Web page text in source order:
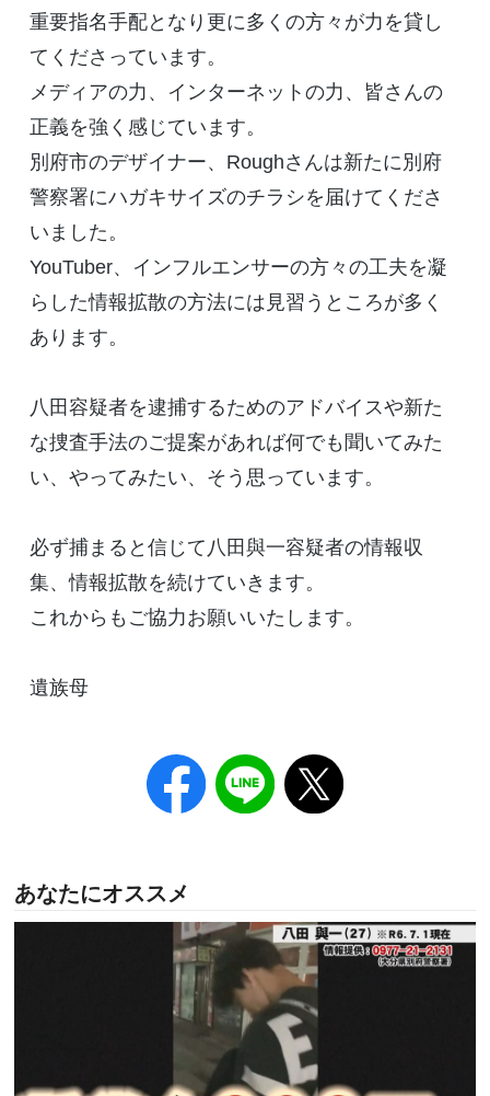
重要指名手配となり更に多くの方々が力を貸し
てくださっています。
メディアの力、インターネットの力、皆さんの
正義を強く感じています。
別府市のデザイナー、Roughさんは新たに別府
警察署にハガキサイズのチラシを届けてくださ
いました。
YouTuber、インフルエンサーの方々の工夫を凝
らした情報拡散の方法には見習うところが多く
あります。
八田容疑者を逮捕するためのアドバイスや新た
な捜査手法のご提案があれば何でも聞いてみた
い、やってみたい、そう思っています。
必ず捕まると信じて八田與一容疑者の情報収
集、情報拡散を続けていきます。
これからもご協力お願いいたします。
遺族母
あなたにオススメ